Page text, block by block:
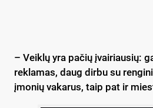
– Veiklų yra pačių įvairiausių:
reklamas, daug dirbu su
įmonių vakarus, taip pat ir